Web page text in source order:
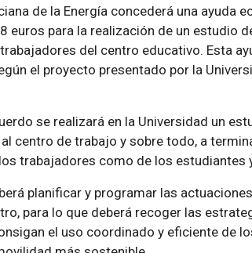
de la Energía concederá una ayuda
euros para la realización de un estudio
del centro educativo. Esta
el proyecto presentado por la
se realizará en la Universidad un
centro de trabajo y sobre todo, a
trabajadores como de los estudiantes
planificar y programar las
para lo que deberá recoger las
el uso coordinado y eficiente de